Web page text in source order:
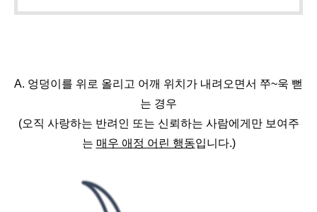
A. 엉덩이를 위로 올리고 어깨 위치가 내려오면서 쭈~욱 뻗
는 경우
(오직 사랑하는 반려인 또는 신뢰하는 사람에게만 보여주
는 매우 애정 어린 행동입니다.)